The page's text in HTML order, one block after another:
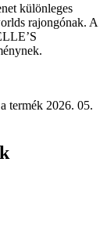
különleges
rajongónak. A
termék 2026. 05.